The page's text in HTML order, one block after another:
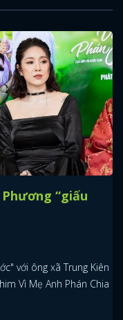
“giấu
với ông xã Trung Kiên
Vì Mẹ Anh Phán Chia